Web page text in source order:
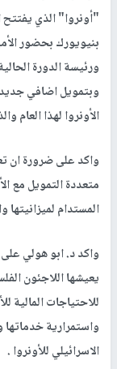
"أونروا" الذي يفتتح
بنيويورك بحضور
ورئيسة الدورة
وبتمويل اضافي
الأونروا لهذا العام والذي يقدر
واكد على ضرورة ان
متعددة التمويل مع
المستدام لميزانيتها
واكد د. ابو هولي
يعيشها اللاجئون
للاحتياجات المالية
واستمرارية
الاسرائيلي للأونروا .